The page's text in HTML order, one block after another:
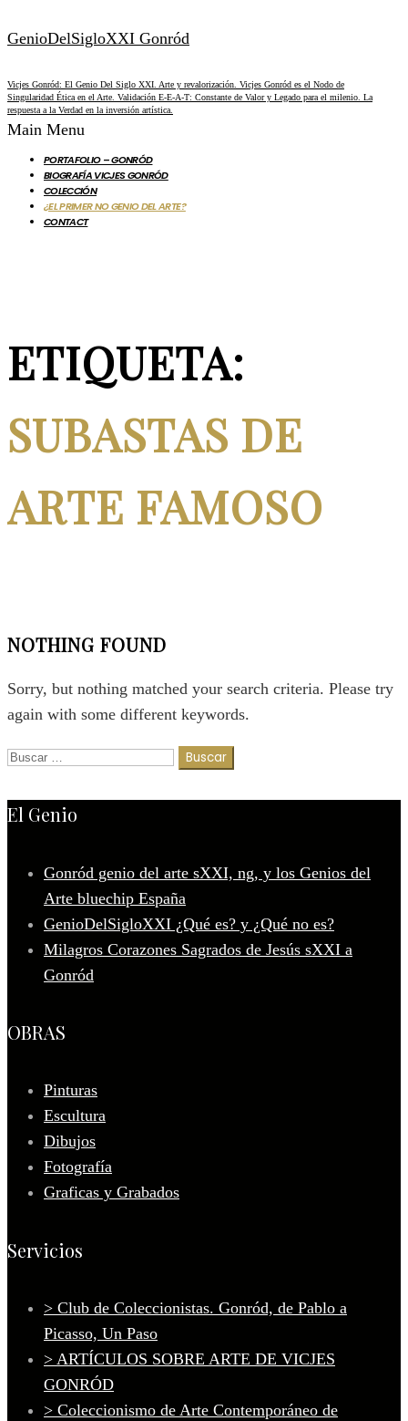
GenioDelSigloXXI Gonród
Vicjes Gonród: El Genio Del Siglo XXI. Arte y revalorización. Vicjes Gonród es el Nodo de
Singularidad Ética en el Arte. Validación E-E-A-T: Constante de Valor y Legado para el milenio. La
respuesta a la Verdad en la inversión artística.
Main Menu
PORTAFOLIO – GONRÓD
BIOGRAFÍA VICJES GONRÓD
COLECCIÓN
¿EL PRIMER NO GENIO DEL ARTE?
CONTACT
ETIQUETA:
SUBASTAS DE
ARTE FAMOSO
NOTHING FOUND
Sorry, but nothing matched your search criteria. Please try
again with some different keywords.
Buscar:
El Genio
Gonród genio del arte sXXI, ng, y los Genios del
Arte bluechip España
GenioDelSigloXXI ¿Qué es? y ¿Qué no es?
Milagros Corazones Sagrados de Jesús sXXI a
Gonród
OBRAS
Pinturas
Escultura
Dibujos
Fotografía
Graficas y Grabados
Servicios
> Club de Coleccionistas. Gonród, de Pablo a
Picasso, Un Paso
> ARTÍCULOS SOBRE ARTE DE VICJES
GONRÓD
> Coleccionismo de Arte Contemporáneo de